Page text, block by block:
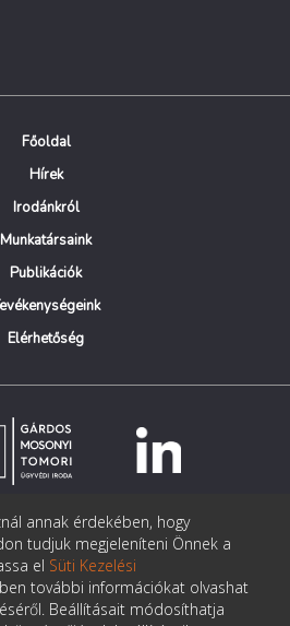
Főoldal
Hírek
Irodánkról
Munkatársaink
Publikációk
Elérhetőség
Tomori Ügyvédi Iroda
tájékoztató
annak érdekében, hogy
tudjuk megjeleníteni Önnek a
el Süti Kezelési
további információkat olvashat
Beállításait módosíthatja